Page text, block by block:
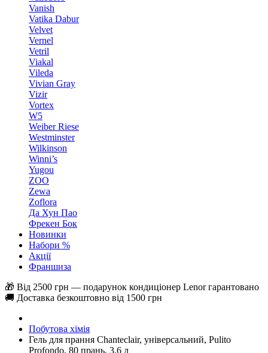
Vanish
Vatika Dabur
Velvet
Vernel
Vetril
Viakal
Vileda
Vivian Gray
Vizir
Vortex
W5
Weiber Riese
Westminster
Wilkinson
Winni’s
Yugou
ZOO
Zewa
Zoflora
Да Хун Пао
Фрекен Бок
Новинки
Набори %
Акції
Франшиза
🎁 Від 2500 грн — подарунок кондиціонер Lenor гарантовано
🚚 Доставка безкоштовно від 1500 грн
Побутова хімія
Гель для прання Chanteclair, універсальний, Pulito
Profondo, 80 прань, 3,6 л